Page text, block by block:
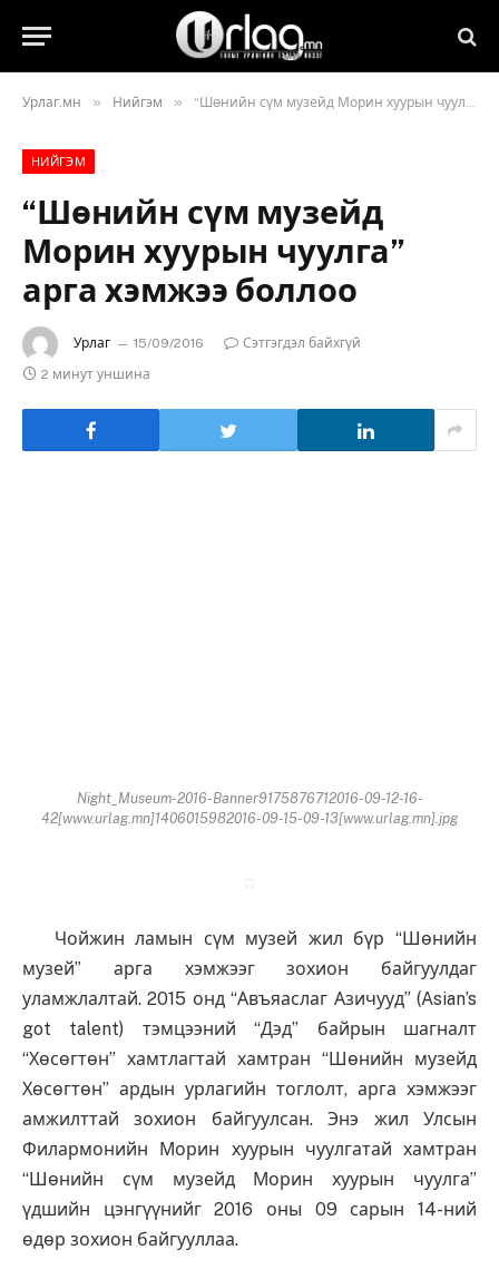
Урлаг.мн » Нийгэм » “Шөнийн сүм музейд Морин хуурын чуулга” арга хэмжээ боллоо
НИЙГЭМ
“Шөнийн сүм музейд
Морин хуурын чуулга”
арга хэмжээ боллоо
Урлаг 15/09/2016
Сэтгэгдэл байхгүй
2 минут уншина
Night_Museum-2016-Banner9175876712016-09-12-16-
42[www.urlag.mn]1406015982016-09-15-09-13[www.urlag.mn].jpg
Чойжин ламын сүм музей жил бүр “Шөнийн
музей” арга хэмжээг зохион байгуулдаг
уламжлалтай. 2015 онд “Авъяаслаг Азичууд” (Asian’s
got talent) тэмцээний “Дэд” байрын шагналт
“Хөсөгтөн” хамтлагтай хамтран “Шөнийн музейд
Хөсөгтөн” ардын урлагийн тоглолт, арга хэмжээг
амжилттай зохион байгуулсан. Энэ жил Улсын
Филармонийн Морин хуурын чуулгатай хамтран
“Шөнийн сүм музейд Морин хуурын чуулга”
үдшийн цэнгүүнийг 2016 оны 09 сарын 14-ний
өдөр зохион байгууллаа.